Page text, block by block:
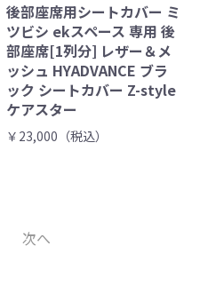
後部座席用シートカバー ミ
ツビシ ekスペース 専用 後
部座席[1列分] レザー＆メ
ッシュ HYADVANCE ブラ
ック シートカバー Z-style
ケアスター
￥23,000（税込）
次へ